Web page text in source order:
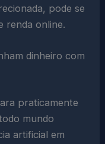
pode se
renda online.
dinheiro com
praticamente
mundo
artificial em